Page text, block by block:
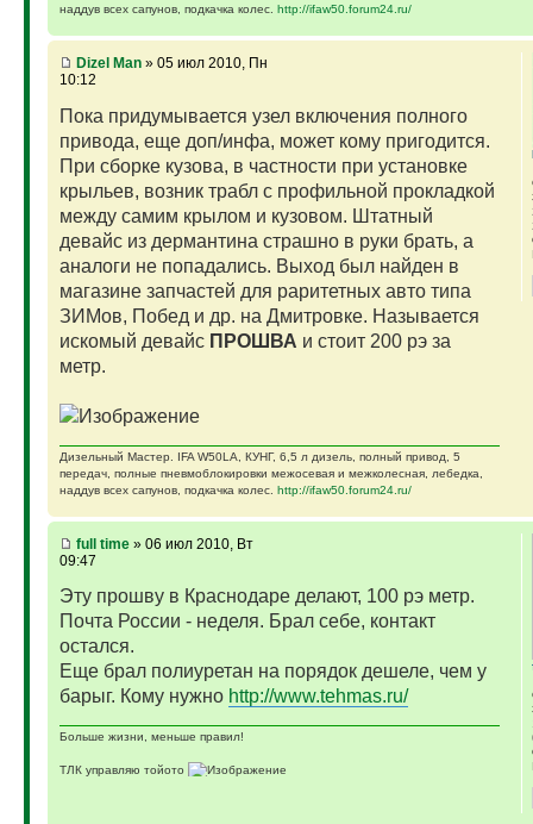
наддув всех сапунов, подкачка колес. http://ifaw50.forum24.ru/
Dizel Man» 05 июл 2010, Пн
10:12
Пока придумывается узел включения полного
привода, еще доп/инфа, может кому пригодится.
При сборке кузова, в частности при установке
крыльев, возник трабл с профильной прокладкой
между самим крылом и кузовом. Штатный
девайс из дермантина страшно в руки брать, а
аналоги не попадались. Выход был найден в
магазине запчастей для раритетных авто типа
ЗИМов, Побед и др. на Дмитровке. Называется
искомый девайс ПРОШВА и стоит 200 рэ за
метр.
Дизельный Мастер. IFA W50LA, КУНГ, 6,5 л дизель, полный привод, 5
передач, полные пневмоблокировки межосевая и межколесная, лебедка,
наддув всех сапунов, подкачка колес. http://ifaw50.forum24.ru/
full time» 06 июл 2010, Вт
09:47
Эту прошву в Краснодаре делают, 100 рэ метр.
Почта России - неделя. Брал себе, контакт
остался.
Еще брал полиуретан на порядок дешеле, чем у
барыг. Кому нужно http://www.tehmas.ru/
Больше жизни, меньше правил!
ТЛК управляю тойото